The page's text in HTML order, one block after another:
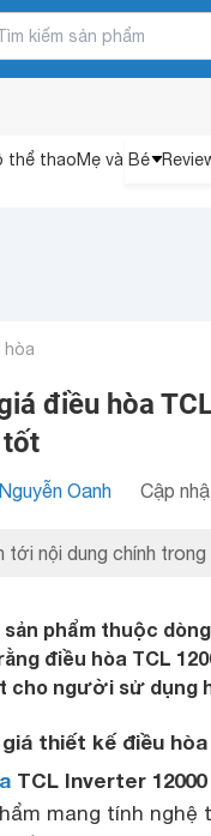
thể thaoMẹ và Bé
hòa
điều hòa
tốt
Oanh Cập
tới nội dung chính trong
sản phẩm thuộc
điều hòa TCL
cho người sử dụng
thiết kế điều
TCL Inverter
mang tính